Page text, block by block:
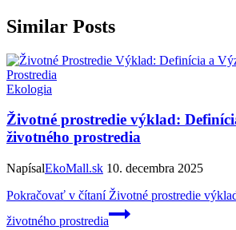
Similar Posts
Ekologia
Životné prostredie výklad:
životného prostredia
NapísalEkoMall.sk 10. decembra 2025
Pokračovať v čítaníŽivotné prostredie
životného prostredia